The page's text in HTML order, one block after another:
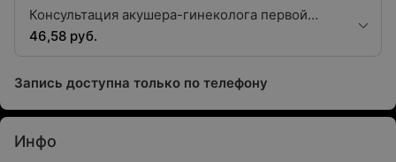
Консультация акушера-гинеколога первой
квалификационной категории
46,58 руб.
Запись доступна только по телефону
Инфо